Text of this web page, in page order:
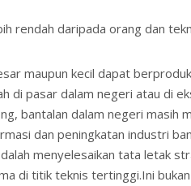
rendah daripada orang dan
maupun kecil dapat
di pasar dalam negeri atau di
bantalan dalam negeri masih
dan peningkatan industri
menyelesaikan tata letak
di titik teknis tertinggi.Ini bukan